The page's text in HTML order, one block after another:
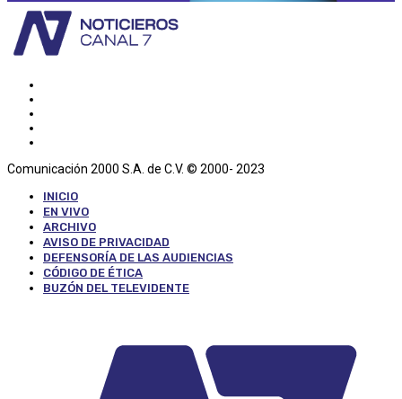
Comunicación 2000 S.A. de C.V. © 2000- 2023
INICIO
EN VIVO
ARCHIVO
AVISO DE PRIVACIDAD
DEFENSORÍA DE LAS AUDIENCIAS
CÓDIGO DE ÉTICA
BUZÓN DEL TELEVIDENTE